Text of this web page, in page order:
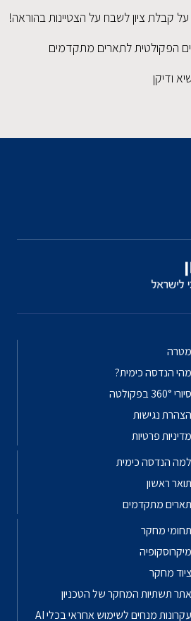
קבלת ציון לשבח על הצטיינות בהוראה!
הפקולטית לתארים מתקדמים
ודיקן
מטרה
מהי הנדסה כימית?
סיורי 360° בפקולטה
הצהרת נגישות
מדיניות פרטיות
למה הנדסה כימית
תואר ראשון
תארים מתקדמים
תחומי מחקר
מיקרוסקופיה
ציוד מחקר
אתר תשתיות המחקר של הטכניון
עקרונות מנחים לשימוש אחראי בכלי AI